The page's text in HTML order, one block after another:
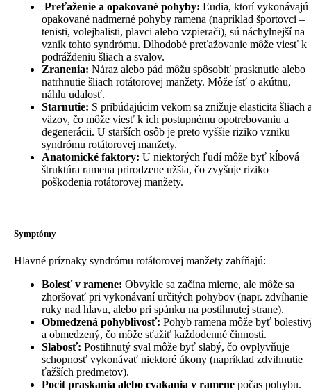
Preťaženie a opakované pohyby: Ľudia, ktorí vykonávajú
opakované nadmerné pohyby ramena (napríklad športovci –
tenisti, volejbalisti, plavci alebo vzpierači), sú náchylnejší na
vznik tohto syndrómu. Dlhodobé preťažovanie môže viesť k
podráždeniu šliach a svalov.
Zranenia: Náraz alebo pád môžu spôsobiť prasknutie alebo
natrhnutie šliach rotátorovej manžety. Môže ísť o akútnu,
náhlu udalosť.
Starnutie: S pribúdajúcim vekom sa znižuje elasticita šliach
väzov, čo môže viesť k ich postupnému opotrebovaniu a
degenerácii. U starších osôb je preto vyššie riziko vzniku
syndrómu rotátorovej manžety.
Anatomické faktory: U niektorých ľudí môže byť kĺbová
štruktúra ramena prirodzene užšia, čo zvyšuje riziko
poškodenia rotátorovej manžety.
Symptómy
Hlavné príznaky syndrómu rotátorovej manžety zahŕňajú:
Bolesť v ramene: Obvykle sa začína mierne, ale môže sa
zhoršovať pri vykonávaní určitých pohybov (napr. zdvíhanie
ruky nad hlavu, alebo pri spánku na postihnutej strane).
Obmedzená pohyblivosť: Pohyb ramena môže byť
a obmedzený, čo môže sťažiť každodenné činnosti.
Slabosť: Postihnutý sval môže byť slabý, čo ovplyvňuje
schopnosť vykonávať niektoré úkony (napríklad zdvihnutie
ťažších predmetov).
Pocit praskania alebo cvakania v ramene počas pohybu.